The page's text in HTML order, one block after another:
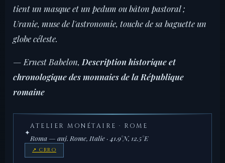
tient un masque et un pedum ou bâton pastoral ;
Uranie, muse de l'astronomie, touche de sa baguette un
globe céleste.
— Ernest Babelon, Description historique et
chronologique des monnaies de la République
romaine
✦
ATELIER MONÉTAIRE · ROME
Roma — auj. Rome, Italie · 41.9°N, 12.5°E
↗ CRRO